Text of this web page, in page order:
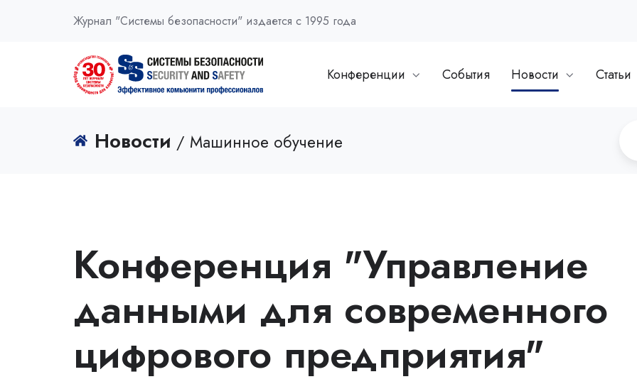
Журнал "Системы безопасности" издается с 1995 года
Конференции События Новости Статьи
Новости / Машинное обучение
Конференция "Управление
данными для современного
цифрового предприятия"